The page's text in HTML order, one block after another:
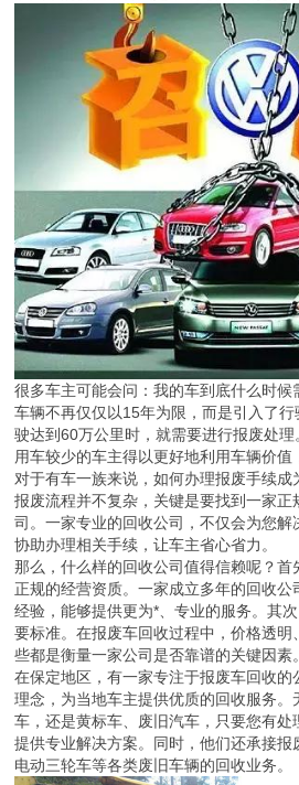
很多车主可能会问：我的车到底什么时候
车辆不再仅仅以15年为限，而是引入了
驶达到60万公里时，就需要进行报废处
用车较少的车主得以更好地利用车辆价值
对于有车一族来说，如何办理报废手续成
报废流程并不复杂，关键是要找到一家
司。一家专业的回收公司，不仅会为您解
协助办理相关手续，让车主省心省力。
那么，什么样的回收公司值得信赖呢？首
正规的经营资质。一家成立多年的回收公
经验，能够提供更为*、专业的服务。其
要标准。在报废车回收过程中，价格透
些都是衡量一家公司是否靠谱的关键因素。
在保定地区，有一家专注于报废车回收
理念，为当地车主提供优质的回收服务
车，还是黄标车、废旧汽车，只要您有处
提供专业解决方案。同时，他们还承接报
电动三轮车等各类废旧车辆的回收业务。